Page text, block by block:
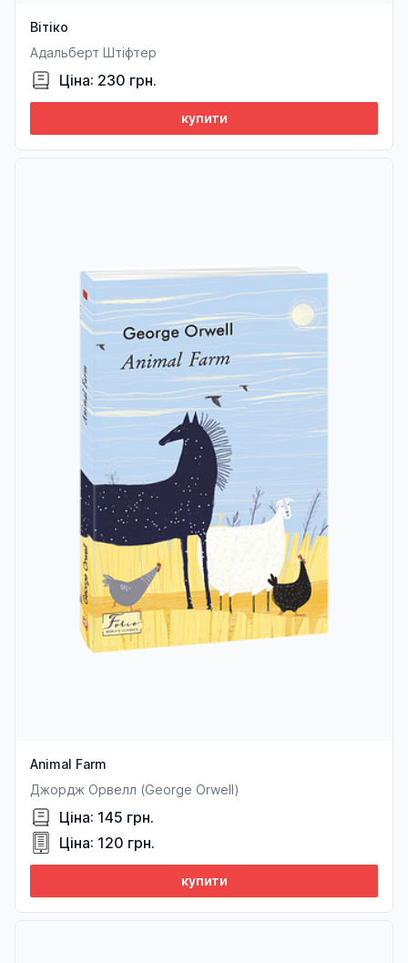
Вітіко
Адальберт Штіфтер
Ціна: 230 грн.
купити
Animal Farm
Джордж Орвелл (George Orwell)
Ціна: 145 грн.
Ціна: 120 грн.
купити